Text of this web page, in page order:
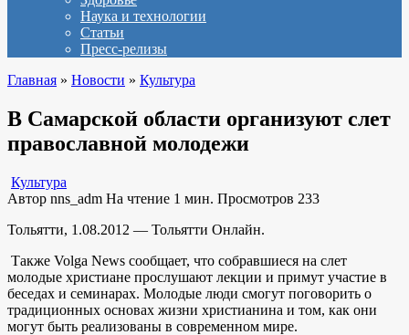
Наука и технологии
Статьи
Пресс-релизы
Главная » Новости » Культура
В Самарской области организуют слет
православной молодежи
Культура
Автор nns_adm На чтение 1 мин. Просмотров 233
Тольятти, 1.08.2012 — Тольятти Онлайн.
Также Volga News сообщает, что собравшиеся на слет
молодые христиане прослушают лекции и примут участие в
беседах и семинарах. Молодые люди смогут поговорить о
традиционных основах жизни христианина и том, как они
могут быть реализованы в современном мире.